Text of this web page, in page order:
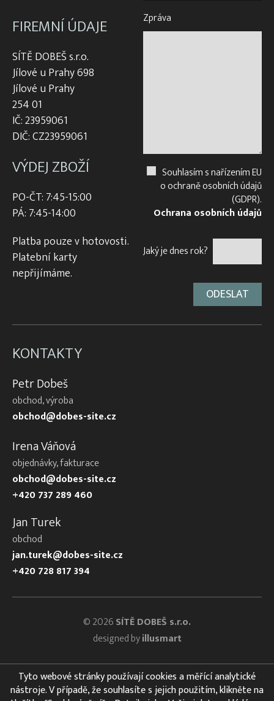
FIREMNÍ ÚDAJE
SÍTĚ DOBEŠ s.r.o.
Jílové u Prahy 698
Jílové u Prahy
254 01
IČ: 23959061
DIČ: CZ23959061
VÝDEJ ZBOŽÍ
PO-ČT: 7:45-15:00
PÁ: 7:45-14:00
Platba pouze v hotovosti.
Platební karty
nepřijímáme.
Zpráva
Souhlasím s nařízením EU
o ochraně osobních údajů
(GDPR).
Ochrana osobních údajů
Jaký je dnes rok?
KONTAKTY
Petr Dobeš
obchod, výroba
obchod@dobes-site.cz
Irena Váňová
objednávky, fakturace
obchod@dobes-site.cz
+420 737 289 460
Jan Turek
obchod
jan.turek@dobes-site.cz
+420 728 817 394
© 2026SÍTĚ DOBEŠ s.r.o.
designed byillusmart
Tyto webové stránky používají cookies a měřící analytické
nástroje. V případě, že souhlasíte s jejich použitím, klikněte na